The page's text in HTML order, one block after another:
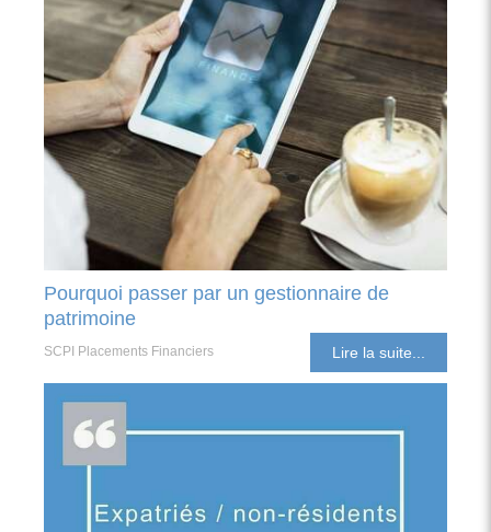
Pourquoi passer par un gestionnaire de
patrimoine
SCPI Placements Financiers Lire la suite...